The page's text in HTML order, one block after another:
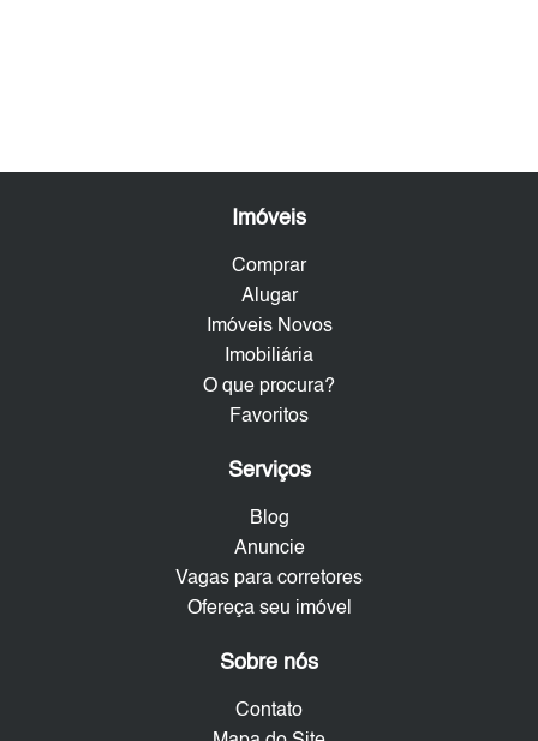
Imóveis
Comprar
Alugar
Imóveis Novos
Imobiliária
O que procura?
Favoritos
Serviços
Blog
Anuncie
Vagas para corretores
Ofereça seu imóvel
Sobre nós
Contato